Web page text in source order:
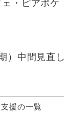
・ピアポケ
）中間見直し
援の一覧